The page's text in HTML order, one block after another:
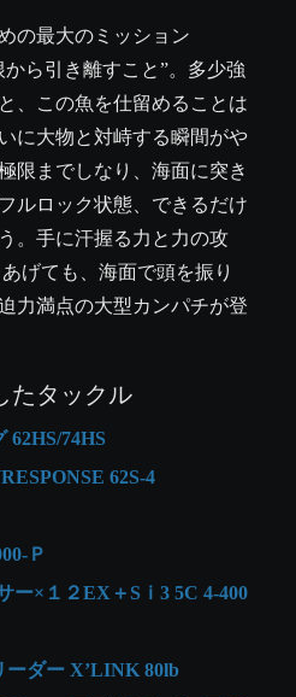
の最大のミッション
ら引き離すこと”。多少強
、この魚を仕留めることは
に大物と対峙する瞬間がや
限までしなり、海面に突き
ルロック状態、できるだけ
。手に汗握る力と力の攻
げても、海面で頭を振り
力満点の大型カンパチが登
たタックル
62HS/74HS
62S-4
Ｐ
ー×１２EX＋Sｉ3 5C 4-400
ーダー X’LINK 80lb